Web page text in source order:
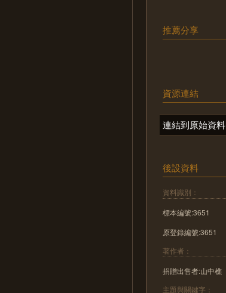
推薦分享
資源連結
連結到原始資料
後設資料
資料識別：
標本編號:3651
原登錄編號:3651
著作者：
捐贈出售者:山中樵
主題與關鍵字：